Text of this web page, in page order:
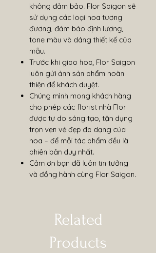
không đảm bảo. Flor Saigon sẽ
sử dụng các loại hoa tương
đương, đảm bảo định lượng,
tone màu và dáng thiết kế của
mẫu.
Trước khi giao hoa, Flor Saigon
luôn gửi ảnh sản phẩm hoàn
thiện để khách duyệt.
Chúng mình mong khách hàng
cho phép các florist nhà Flor
được tự do sáng tạo, tận dụng
trọn vẹn vẻ đẹp đa dạng của
hoa – để mỗi tác phẩm đều là
phiên bản duy nhất.
Cảm ơn bạn đã luôn tin tưởng
và đồng hành cùng Flor Saigon.
Related
Products